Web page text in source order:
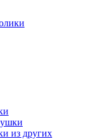
из других